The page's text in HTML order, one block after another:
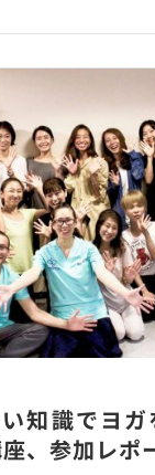
知識でヨガ
、参加レポ